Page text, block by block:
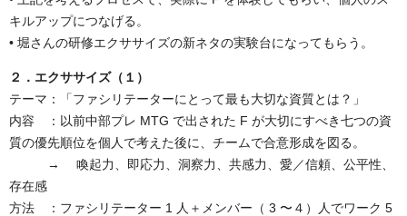
キルアップにつなげる。
• 堀さんの研修エクササイズの新ネタの実験台になってもらう。
２．エクササイズ（１）
テーマ：「ファシリテーターにとって最も大切な資質とは？」
内容 ：以前中部プレ MTG で出された F が大切にすべき七つの資
質の優先順位を個人で考えた後に、チームで合意形成を図る。
→ 喚起力、即応力、洞察力、共感力、愛／信頼、公平性、
存在感
方法 ：ファシリテーター 1 人＋メンバー（ 3 〜４）人でワーク 5